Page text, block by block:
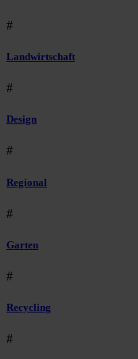
#
Landwirtschaft
#
Design
#
Regional
#
Garten
#
Recycling
#